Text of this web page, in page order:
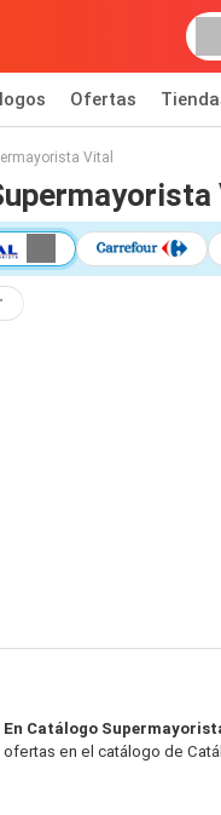
Ofertas
Vital
En Catálogo
ofertas en el catálogo de